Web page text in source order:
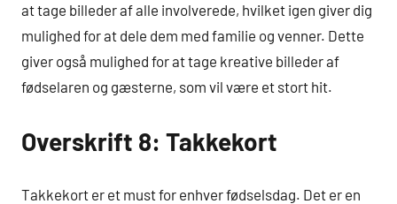
at tage billeder af alle involverede, hvilket igen giver dig
mulighed for at dele dem med familie og venner. Dette
giver også mulighed for at tage kreative billeder af
fødselaren og gæsterne, som vil være et stort hit.
Overskrift 8: Takkekort
Takkekort er et must for enhver fødselsdag. Det er en